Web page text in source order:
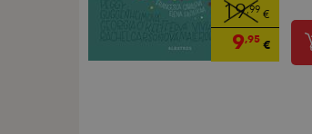
19,99 €
9,95€